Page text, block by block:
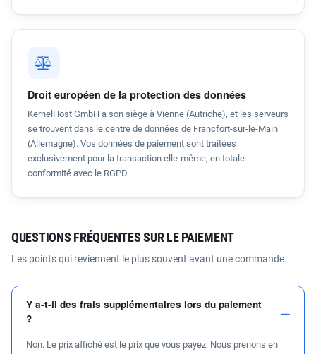
Droit européen de la protection des données
KernelHost GmbH a son siège à Vienne (Autriche), et les serveurs
se trouvent dans le centre de données de Francfort-sur-le-Main
(Allemagne). Vos données de paiement sont traitées
exclusivement pour la transaction elle-même, en totale
conformité avec le RGPD.
QUESTIONS FRÉQUENTES SUR LE PAIEMENT
Les points qui reviennent le plus souvent avant une commande.
Y a-t-il des frais supplémentaires lors du paiement
?
Non. Le prix affiché est le prix que vous payez. Nous prenons en